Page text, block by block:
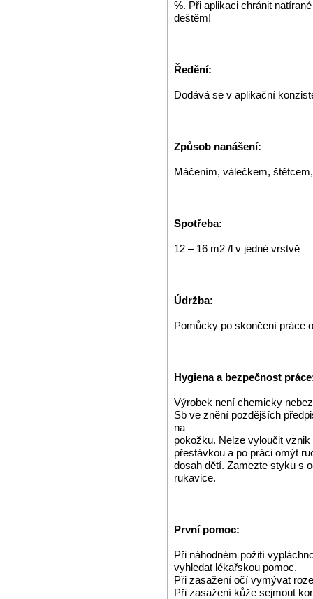
%. Při aplikaci chránit
deštěm!
Ředění:
Dodává se v aplikační
Způsob nanášení:
Máčením, válečkem,
Spotřeba:
12 – 16 m2 /l v jedné vrstvě
Údržba:
Pomůcky po skončení práce
Hygiena a bezpečnost
Výrobek není chemicky
Sb ve znění pozdějších
na
pokožku. Nelze vyloučit
přestávkou a po práci omýt
dosah dětí. Zamezte styku s
rukavice.
První pomoc:
Při náhodném požití
vyhledat lékařskou pomoc.
Při zasažení očí vymývat
Při zasažení kůže sejmout